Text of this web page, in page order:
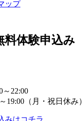
ップ
料体験申込み
22:00
（月・祝日休み）